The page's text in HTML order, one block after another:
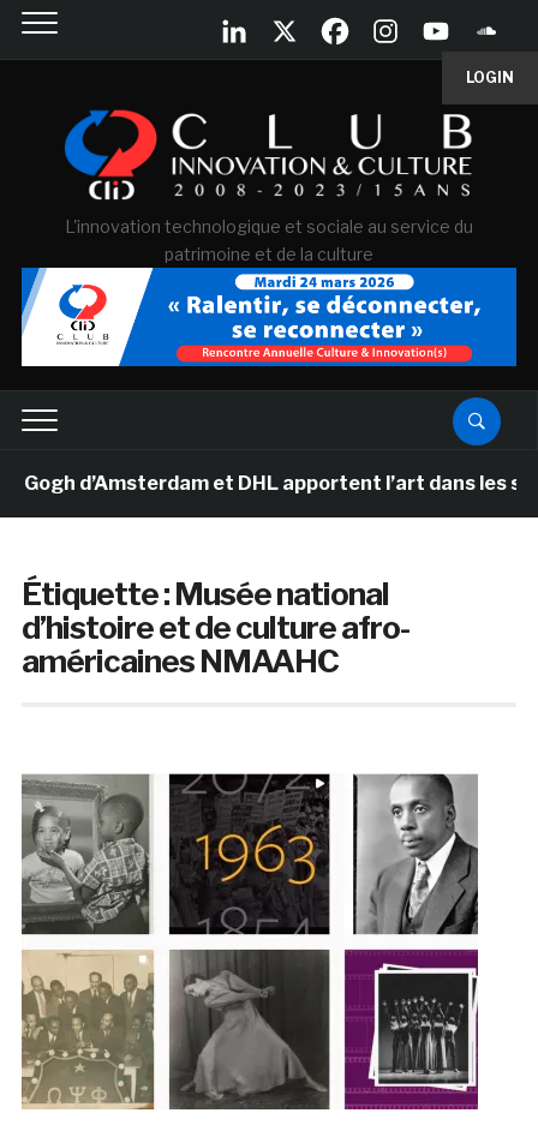
LOGIN
L'innovation technologique et sociale au service du
patrimoine et de la culture
d’Amsterdam et DHL apportent l’art dans les
Étiquette :Musée national
d’histoire et de culture afro-
américaines NMAAHC